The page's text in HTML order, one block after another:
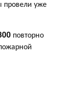
провели уже
повторно